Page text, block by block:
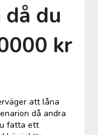
du
kr
att låna
då andra
fatta ett